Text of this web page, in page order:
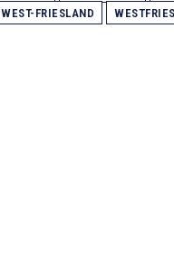
WEST-FRIESLAND